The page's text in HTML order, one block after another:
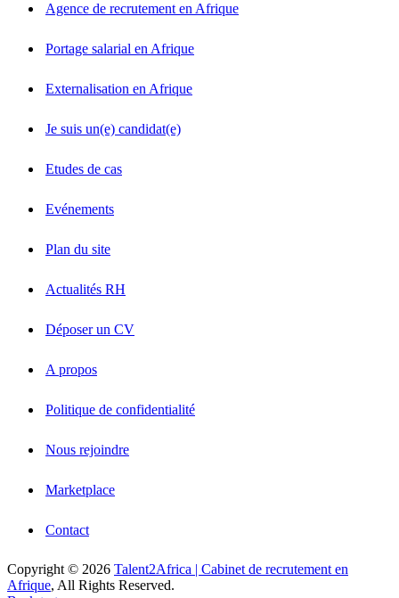
Agence de recrutement en Afrique
Portage salarial en Afrique
Externalisation en Afrique
Je suis un(e) candidat(e)
Etudes de cas
Evénements
Plan du site
Actualités RH
Déposer un CV
A propos
Politique de confidentialité
Nous rejoindre
Marketplace
Contact
Copyright © 2026 Talent2Africa | Cabinet de recrutement en
Afrique, All Rights Reserved.